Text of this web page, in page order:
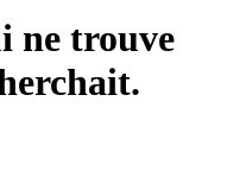
ne trouve